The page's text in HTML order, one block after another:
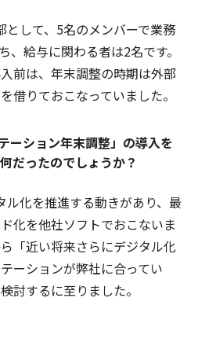
として、5名のメンバーで業務
、給与に関わる者は2名です。
前は、年末調整の時期は外部
借りておこなっていました。
ーション年末調整」の導入を
だったのでしょうか？
ル化を推進する動きがあり、最
化を他社ソフトでおこないま
「近い将来さらにデジタル化
ーションが弊社に合ってい
討するに至りました。